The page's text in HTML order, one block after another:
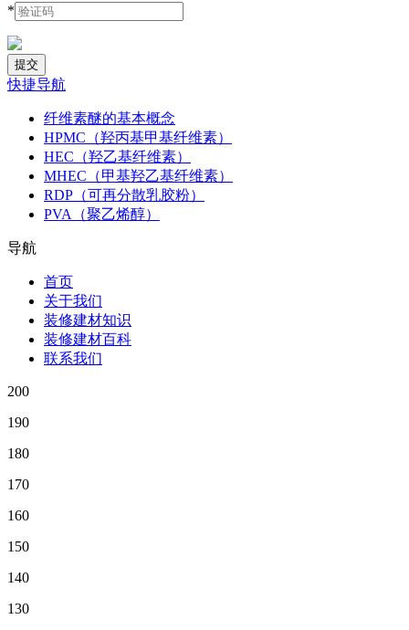
*
快捷导航
纤维素醚的基本概念
HPMC（羟丙基甲基纤维素）
HEC（羟乙基纤维素）
MHEC（甲基羟乙基纤维素）
RDP（可再分散乳胶粉）
PVA（聚乙烯醇）
导航
首页
关于我们
装修建材知识
装修建材百科
联系我们
200
190
180
170
160
150
140
130